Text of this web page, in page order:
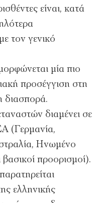
είναι, κατά
τον γενικό
μία πιο
προσέγγιση στη
διασπορά.
διαμένει σε
(Γερμανία,
Ηνωμένο
προορισμοί).
ελληνικής